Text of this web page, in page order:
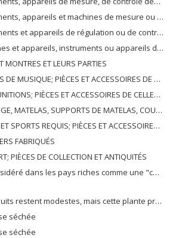
et machines de mesure ou de contrôle, n.c.a. ou inclus dans ce chapitre; projecteurs de profil
et appareils de régulation ou de contrôle; type automatique
instruments ou appareils du chapitre 90; pièces et accessoires n.c.a. au chapitre 90
MONTRES ET LEURS PARTIES
PIÈCES ET ACCESSOIRES DE TELS ARTICLES
PIÈCES ET ACCESSOIRES DE CELLES-CI
ET AMEUBLEMENT SIMILAIRE FARCI; LAMPES ET RACCORDS D'ÉCLAIRAGE, N.E.C .; SIGNES LUMINEUSES, PLAQUES DE NOMS LUMINEUSES ET SIMILAIRES; BÂTIMENTS PRÉFABRIQUÉS
REQUIS; PIÈCES ET ACCESSOIRES DE CELLES-CI
FABRIQUÉS
PIÈCES DE COLLECTION ET ANTIQUITÉS
pays riches comme une "céréale mineure", le fonio blanc est une graminée de la famille des poaceae cultivée pour ses graines dans certaines régions d'Afrique.
qualités. Elle est utilisé dans l'alimentation humaine et entre dans la préparation de nombreuses recettes traditionnelles africaines comme le couscous, la bouillie, les boulettes, les beignets et même le pain.
séchée
séchée